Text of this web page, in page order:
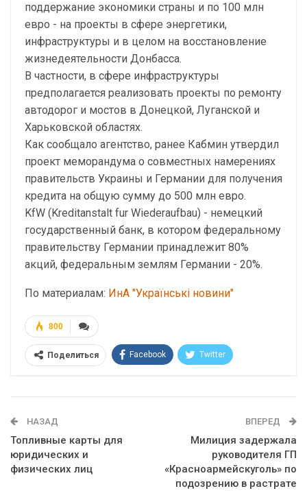
поддержание экономики страны и по 100 млн
евро - на проекты в сфере энергетики,
инфраструктуры и в целом на восстановление
жизнедеятельности Донбасса.
В частности, в сфере инфраструктуры
предполагается реализовать проекты по ремонту
автодорог и мостов в Донецкой, Луганской и
Харьковской областях.
Как сообщало агентство, ранее Кабмин утвердил
проект меморандума о совместных намерениях
правительств Украины и Германии для получения
кредита на общую сумму до 500 млн евро.
KfW (Kreditanstalt fur Wiederaufbau) - немецкий
государственный банк, в котором федеральному
правительству Германии принадлежит 80%
акций, федеральным землям Германии - 20%.
По материалам: ИнА "Українські новини"
800
Поделиться Facebook Twitter
НАЗАД
Топливные карты для
юридических и
физических лиц
ВПЕРЕД
Милиция задержала
руководителя ГП
«Красноармейскуголь» по
подозрению в растрате